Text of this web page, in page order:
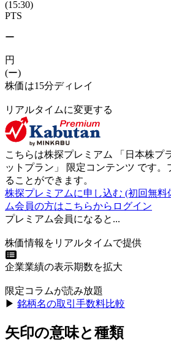
(15:30)
PTS
ー
円
(ー)
株価は15分ディレイ
リアルタイムに変更する
こちらは株探プレミアム 「 日本株プ
ットプラン 」 限定コンテンツ です。
ることができます。
株探プレミアムに申し込む (初回無料
ム会員の方はこちらからログイン
プレミアム会員になると...
株価情報をリアルタイムで提供
企業業績の表示期数を拡大
限定コラムが読み放題
▶︎ 銘柄名の取引手数料比較
矢印の意味と種類